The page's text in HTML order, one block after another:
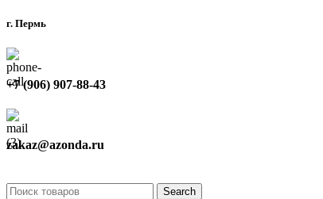
г. Пермь
+7 (906) 907-88-43
zakaz@azonda.ru
Search